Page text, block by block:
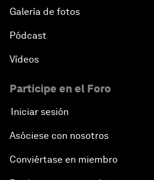
Galería de fotos
Pódcast
Vídeos
Participe en el Foro
Iniciar sesión
Asóciese con nosotros
Conviértase en miembro